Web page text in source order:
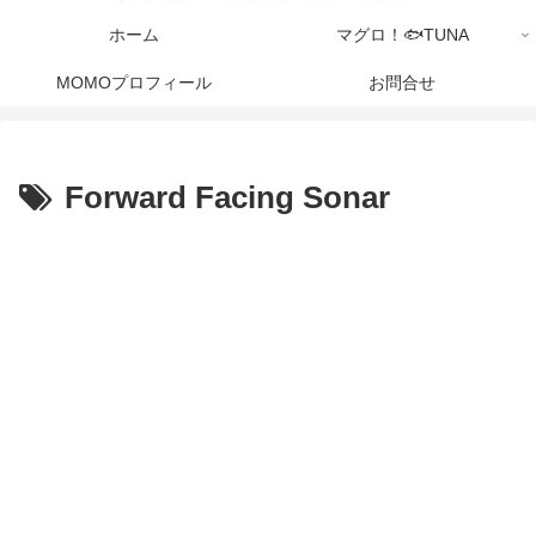
ホーム マグロ！🐟TUNA
MOMOプロフィール お問合せ
Forward Facing Sonar